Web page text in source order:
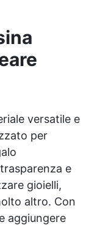
versatile e
per
e
gioielli,
altro. Con
aggiungere